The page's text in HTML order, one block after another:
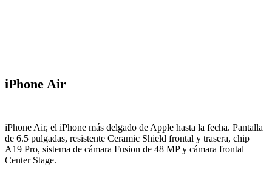
iPhone Air
iPhone Air, el iPhone más delgado de Apple hasta la fecha. Pantalla
de 6.5 pulgadas, resistente Ceramic Shield frontal y trasera, chip
A19 Pro, sistema de cámara Fusion de 48 MP y cámara frontal
Center Stage.